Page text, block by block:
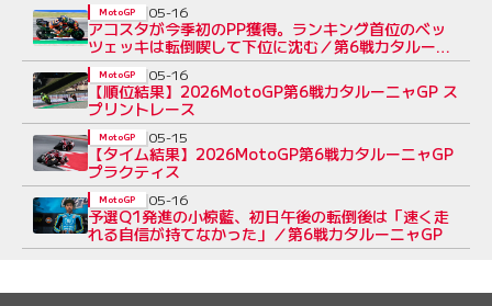
アコスタが今季初のPP獲得。ランキング首位のベッ
ツェッキは転倒喫して下位に沈む／第6戦カタルー
ニャGP
MotoGP 05-16
【順位結果】2026MotoGP第6戦カタルーニャGP ス
プリントレース
MotoGP 05-16
【タイム結果】2026MotoGP第6戦カタルーニャGP
プラクティス
MotoGP 05-15
予選Q1発進の小椋藍、初日午後の転倒後は「速く走
れる自信が持てなかった」／第6戦カタルーニャGP
MotoGP 05-16